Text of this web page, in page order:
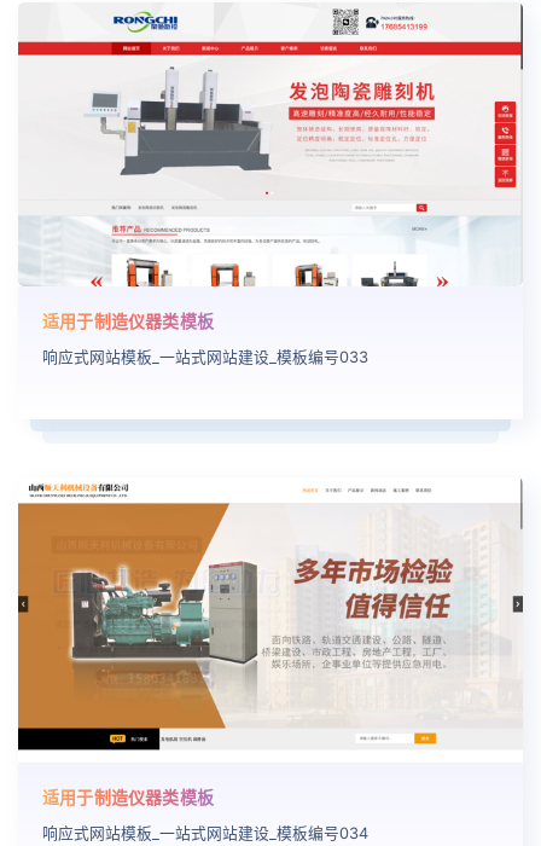
适用于制造仪器类模板
响应式网站模板_一站式网站建设_模板编号033
适用于制造仪器类模板
响应式网站模板_一站式网站建设_模板编号034